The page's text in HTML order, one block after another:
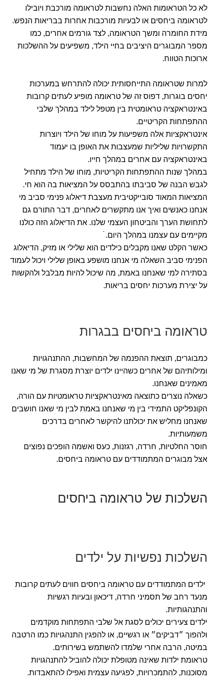
לא כל הטראומות האלה נחשבות לטראומה מורכבת ויובילו
לטראומה ביחסים או לבעיות מורכבות אחרות בבריאות הנפש.
מידת החומרה ומשך הטראומה, לצד גורמים אחרים, כמו
מספר המבוגרים היציבים בחיי הילד, משפיעים על ההשלכות
ארוכות הטווח.
למרות שטראומה התייחסותית יכולה להתרחש במערכות
יחסים בוגרות, דפוס זה של טראומה מופיע לעתים קרובות
באינטראקציה טראומטית בין מטפל לילד במהלך שלבי
ההתפתחות הקריטיים.
אינטראקציות אלה משפיעות על מוחו של הילד ויוצרות
התקשרויות שליליות שמעצבות את האופן בו יעמוד
באינטראקציה עם אחרים במהלך חייו.
במהלך שנות ההתפתחות הקריטיות, מוחו של הילד מתחיל
לגבש הבנה של סביבתו בהתבסס על המציאות בה הוא חי.
המציאות המאוד סובייקטיבית מעצבת דיאלוג פנימי סביב מי
אנחנו כאנשים ואיך אנו מתקשרים לאחרים, דבר התורם גם
לתחושת הערך והביטחון העצמי שלנו. את הדיאלוג הזה כולנו
מקיימים עם עצמנו במהלך היום. ֿ
כאשר הקלט שאנו מקבלים כילדים הוא שלילי או מזיק, הדיאלוג
הפנימי סביב השאלה מי אנחנו מושפע באופן שלילי ויכול לעמוד
בסתירה למי שאנחנו באמת, מה שיכול להיות מבלבל ולהקשות
על יצירת מערכות יחסים בריאות.
טראומה ביחסים בבגרות
כמבוגרים, תוצאת ההפנמה של המחשבות, ההתנהגויות
ומילותיהם של אחרים כשהיינו ילדים יוצרת מסגרת של מי שאנו
מאמינים שאנחנו.
כשאלה נוצרים כתוצאה מאינטראקציות טראומטיות עם הורה,
הקונפליקט התמידי בין מי שאנחנו באמת לבין מי שאנו חושבים
שאנחנו מחליש את יכולתנו להיקשר לאחרים בדרכים
משמעותיות.
חוסר החלטיות, חרדה, רגזנות, כעס ואשמה הופכים נפוצים
אצל מבוגרים המתמודדים עם טראומה ביחסים.
השלכות של טראומה ביחסים
השלכות נפשיות על ילדים
ילדים המתמודדים עם טראומה ביחסים חווים לעתים קרובות
מנעד רחב של תסמיני חרדה, דיכאון ובעיות רגשיות
והתנהגותיות.
ילדים צעירים יכולים לסגת אל שלבי התפתחות מוקדמים
ולהפוך ״דביקים״ או רגשיים, או להפגין התנהגויות כמו הרטבה
במיטה, הרבה אחרי שלמדו להשתמש בשירותים.
טראומת ילדות שאינה מטופלת יכולה להוביל להתנהגויות
מסוכנות, להתמכרויות, לפגיעה עצמית ואפילו להתאבדות.